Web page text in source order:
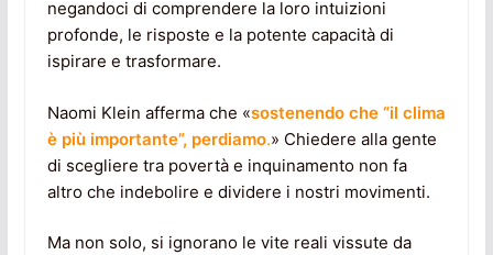
negandoci di comprendere la loro intuizioni
profonde, le risposte e la potente capacità di
ispirare e trasformare.
Naomi Klein afferma che «sostenendo che “il clima
è più importante”, perdiamo.» Chiedere alla gente
di scegliere tra povertà e inquinamento non fa
altro che indebolire e dividere i nostri movimenti.
Ma non solo, si ignorano le vite reali vissute da